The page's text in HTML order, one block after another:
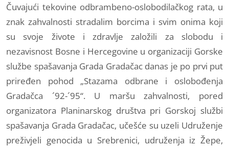
Čuvajući tekovine odbrambeno-oslobodilačkog rata, u
znak zahvalnosti stradalim borcima i svim onima koji
su svoje živote i zdravlje založili za slobodu i
nezavisnost Bosne i Hercegovine u organizaciji Gorske
službe spašavanja Grada Gradačac danas je po prvi put
priređen pohod „Stazama odbrane i oslobođenja
Gradačca ´92-´95“. U maršu zahvalnosti, pored
organizatora Planinarskog društva pri Gorskoj službi
spašavanja Grada Gradačac, učešće su uzeli Udruženje
preživjeli genocida u Srebrenici, udruženja iz Žepe,